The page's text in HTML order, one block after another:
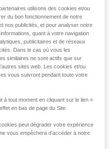
utilisons des cookies et/ou
du bon fonctionnement de notre
nos publicités, et pour analyser notre
quant à votre navigation
publicitaires et de réseaux
Dans le cas où vous les
similaires ne sont actifs que sur
sites web. Les cookies et/ou
vous suivront pendant toute votre
à tout moment en cliquant sur le lien «
en bas de page du Site.
peut dégrader votre expérience
vous empêchera d’accéder à notre